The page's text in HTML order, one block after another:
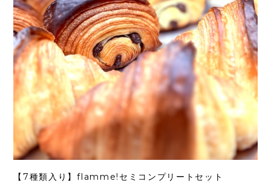
【7種類入り】flamme!セミコンプリートセット